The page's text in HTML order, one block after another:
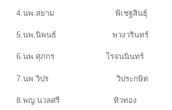
4.นพ.สยาม พิเชฐสินธุ์
5.นพ.นิพนธ์ พวงวรินท
6.นพ.ศุภกร โรจนนินทร์ ฝ่
7.นพ.วิปร วิประกษิต
8.พญ.นวลศรี ทิวทอง กรร